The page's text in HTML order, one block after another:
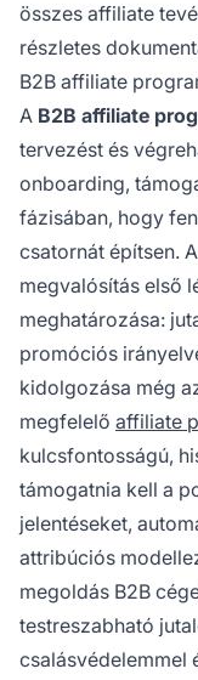
összes affiliate
részletes
B2B affiliate
A B2B affiliate
tervezést és
onboarding,
fázisában, hogy
csatornát építsen.
megvalósítás első
meghatározása:
promóciós
kidolgozása még
megfelelő affiliate
kulcsfontosságú,
támogatnia kell a
jelentéseket,
attribúciós
megoldás B2B
testreszabható
csalásvédelemmel